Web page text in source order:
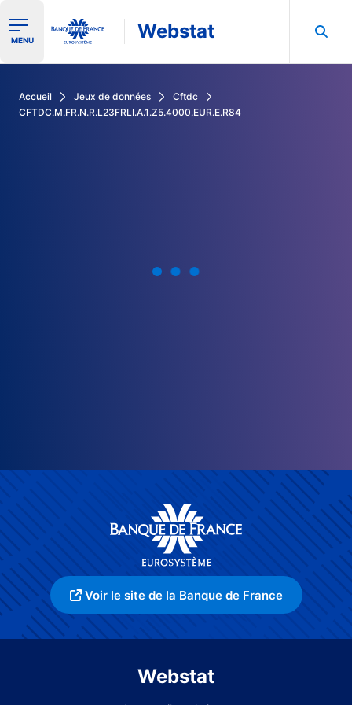
Ouvrir le menu de navigation
MENU Webstat
Accueil Jeux de données
Cftdc
CFTDC.M.FR.N.R.L23FRLI.A.1.Z5.4000.EUR.E.R84
Voir le site de la Banque de France
Webstat